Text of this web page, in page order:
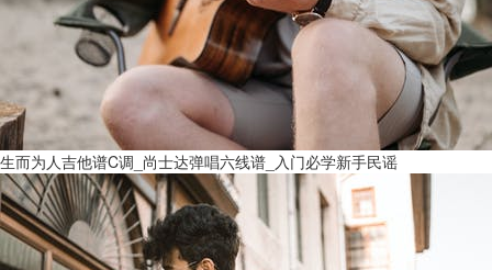
生而为人吉他谱C调_尚士达弹唱六线谱_入门必学新手民谣